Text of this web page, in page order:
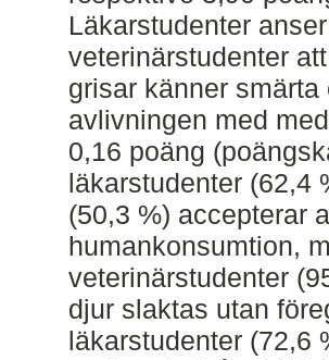
Läkarstudenter
veterinärstudenter
grisar känner
avlivningen med
0,16 poäng
läkarstudenter (62,4
(50,3 %) accepterar
humankonsumtion,
veterinärstudenter
djur slaktas utan
läkarstudenter (72,6